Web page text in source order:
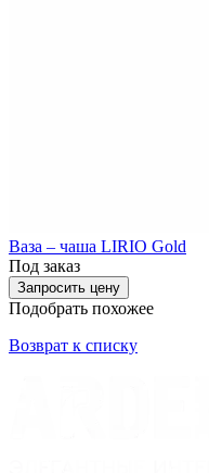
Ваза – чаша LIRIO Gold
Под заказ
Запросить цену
Подобрать похожее
Возврат к списку